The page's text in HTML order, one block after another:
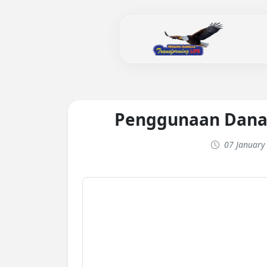
Penggunaan Dana
07